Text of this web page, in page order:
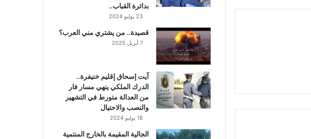
بدائرة القباب..
23 يوليو 2024
قصيدة.. من يشتري مني العرب؟
7 أبريل 2025
آيت إسحاق إقليم خنيفرة..
الدرك الملكي ينهي مسار فار
من العدالة متورط في التشهير
والنصب والاحتيال
18 يوليو 2024
الجالية المقيمة بالخارج المنتمية